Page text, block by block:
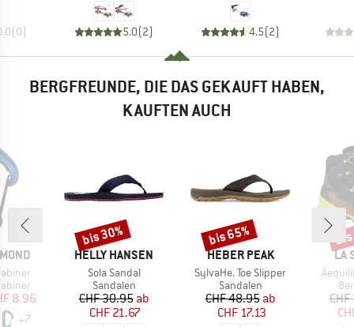
(0) 5.0(2) 4.5(2)
BERGFREUNDE, DIE DAS GEKAUFT HABEN,
KAUFTEN AUCH
Preis
8.96
+7
MARKE
HELLY HANSEN
Artikel
Sola Sandal
Produktgruppe
Sandalen
Preis
CHF 30.95reduzierter Preis
ab
CHF 21.67
Rabatt
bis 30%
MARKE
HEBER PEAK
Artikel
SylvaHe. Toe Slipper
Produktgruppe
Sandalen
Preis
CHF 48.95reduzierter Preis
ab
CHF 17.13
Rabatt
bis 65%
LA
Artikel